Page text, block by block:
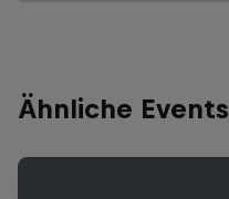
Ähnliche Events